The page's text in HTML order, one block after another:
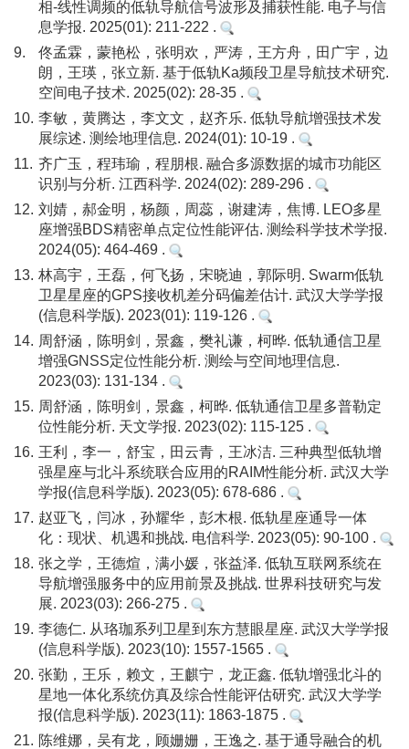
相-线性调频的低轨导航信号波形及捕获性能. 电子与信
息学报. 2025(01): 211-222 .
9.
佟孟霖，蒙艳松，张明欢，严涛，王方舟，田广宇，边
朗，王瑛，张立新. 基于低轨Ka频段卫星导航技术研究.
空间电子技术. 2025(02): 28-35 .
10. 李敏，黄腾达，李文文，赵齐乐. 低轨导航增强技术发
展综述. 测绘地理信息. 2024(01): 10-19 .
11. 齐广玉，程玮瑜，程朋根. 融合多源数据的城市功能区
识别与分析. 江西科学. 2024(02): 289-296 .
12. 刘婧，郝金明，杨颜，周蕊，谢建涛，焦博. LEO多星
座增强BDS精密单点定位性能评估. 测绘科学技术学报.
2024(05): 464-469 .
13. 林高宇，王磊，何飞扬，宋晓迪，郭际明. Swarm低轨
卫星星座的GPS接收机差分码偏差估计. 武汉大学学报
(信息科学版). 2023(01): 119-126 .
14. 周舒涵，陈明剑，景鑫，樊礼谦，柯晔. 低轨通信卫星
增强GNSS定位性能分析. 测绘与空间地理信息.
2023(03): 131-134 .
15. 周舒涵，陈明剑，景鑫，柯晔. 低轨通信卫星多普勒定
位性能分析. 天文学报. 2023(02): 115-125 .
16. 王利，李一，舒宝，田云青，王冰洁. 三种典型低轨增
强星座与北斗系统联合应用的RAIM性能分析. 武汉大学
学报(信息科学版). 2023(05): 678-686 .
17. 赵亚飞，闫冰，孙耀华，彭木根. 低轨星座通导一体
化：现状、机遇和挑战. 电信科学. 2023(05): 90-100 .
18. 张之学，王德煊，满小媛，张益泽. 低轨互联网系统在
导航增强服务中的应用前景及挑战. 世界科技研究与发
展. 2023(03): 266-275 .
19. 李德仁. 从珞珈系列卫星到东方慧眼星座. 武汉大学学报
(信息科学版). 2023(10): 1557-1565 .
20. 张勤，王乐，赖文，王麒宁，龙正鑫. 低轨增强北斗的
星地一体化系统仿真及综合性能评估研究. 武汉大学学
报(信息科学版). 2023(11): 1863-1875 .
21. 陈维娜，吴有龙，顾姗姗，王逸之. 基于通导融合的机